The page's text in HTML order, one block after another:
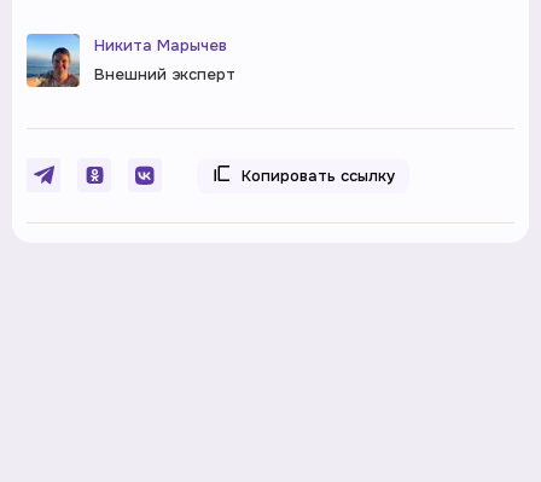
Никита Марычев
Внешний эксперт
Копировать ссылку